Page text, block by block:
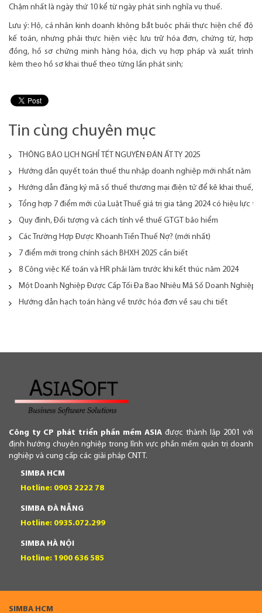
Chậm nhất là ngày thứ 10 kể từ ngày phát sinh nghĩa vụ thuế.
Lưu ý: Hộ, cá nhân kinh doanh không bắt buộc phải thực hiện chế độ
kế toán, nhưng phải thực hiện việc lưu trữ hóa đơn, chứng từ, hợp
đồng, hồ sơ chứng minh hàng hóa, dịch vụ hợp pháp và xuất trình
kèm theo hồ sơ khai thuế theo từng lần phát sinh;
Tin cùng chuyên mục
THÔNG BÁO LỊCH NGHỈ TẾT NGUYÊN ĐÁN ẤT TỴ 2025
Hướng dẫn quyết toán thuế thu nhập doanh nghiệp mới nhất năm
Hướng dẫn đăng ký mã số thuế thương mại điện tử để kê khai thuế,
Tổng hợp 7 điểm mới của Luật Thuế giá trị gia tăng 2024 có hiệu lực từ
Quy định, Đối tượng và cách tính về thuế GTGT bảo hiểm
Các Trường Hợp Được Khoanh Tiền Thuế Nợ? (mới nhất)
7 điểm mới trong chính sách BHXH 2025 cần biết
8 Công việc Kế toán và HR phải làm trước khi kết thúc năm 2024
Một Doanh Nghiệp Được Cấp Tối Đa Bao Nhiêu Mã Số Doanh Nghiệp
Hướng dẫn hạch toán hàng về trước hóa đơn về sau chi tiết
Công ty CP phát triển phần mềm ASIA được thành lập 2001 với
định hướng chuyên nghiệp trong lĩnh vực phần mềm quản trị doanh
nghiệp và cung cấp các giải pháp CNTT.
SIMBA HCM
Hotline: 0903 2222 78
SIMBA ĐÀ NẴNG
Hotline: 0935.072.299
SIMBA HÀ NỘI
Hotline: 1900 636 585
SIMBA HCM